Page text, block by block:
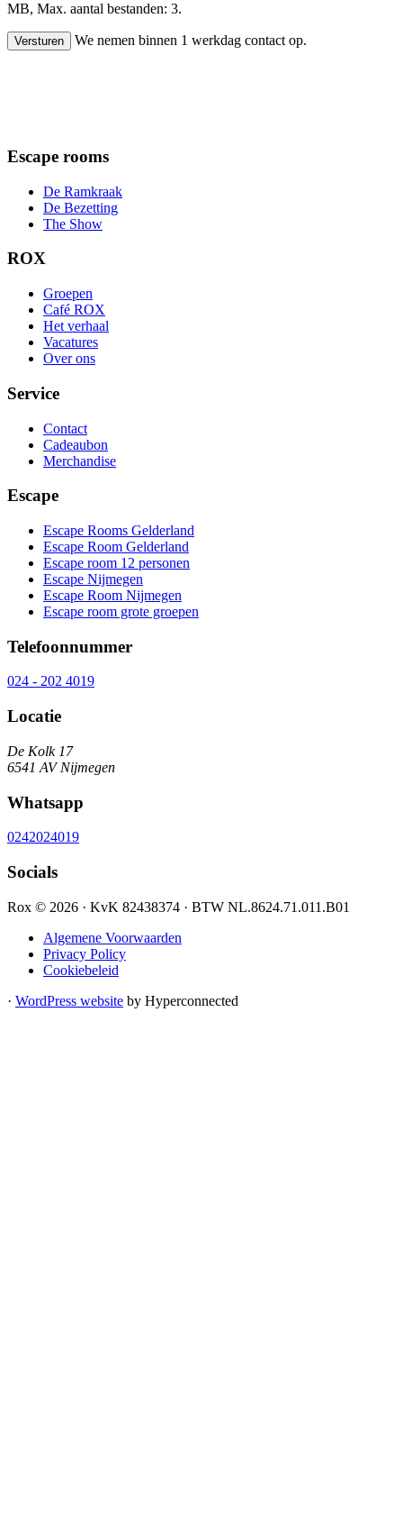
MB, Max. aantal bestanden: 3.
Versturen We nemen binnen 1 werkdag contact op.
Escape rooms
De Ramkraak
De Bezetting
The Show
ROX
Groepen
Café ROX
Het verhaal
Vacatures
Over ons
Service
Contact
Cadeaubon
Merchandise
Escape
Escape Rooms Gelderland
Escape Room Gelderland
Escape room 12 personen
Escape Nijmegen
Escape Room Nijmegen
Escape room grote groepen
Telefoonnummer
024 - 202 4019
Locatie
De Kolk 17
6541 AV Nijmegen
Whatsapp
0242024019
Socials
Rox © 2026 · KvK 82438374 · BTW NL.8624.71.011.B01
Algemene Voorwaarden
Privacy Policy
Cookiebeleid
· WordPress website by Hyperconnected